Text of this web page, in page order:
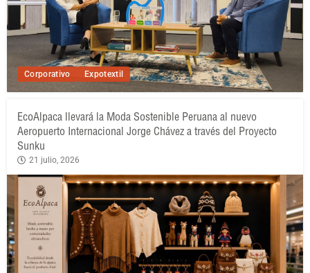
Corporativo Expotextil
EcoAlpaca llevará la Moda Sostenible Peruana al nuevo
Aeropuerto Internacional Jorge Chávez a través del Proyecto
Sunku
21 julio, 2026